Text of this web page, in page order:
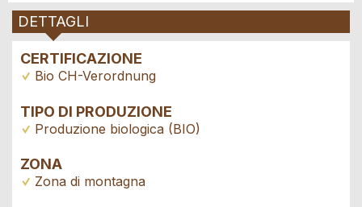
DETTAGLI
CERTIFICAZIONE
Bio CH-Verordnung
TIPO DI PRODUZIONE
Produzione biologica (BIO)
ZONA
Zona di montagna